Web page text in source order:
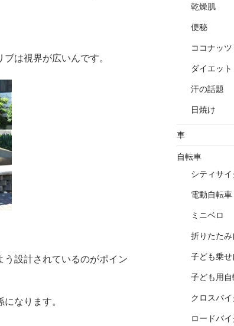
は視界が広いんです。
設計されているのがポイン
なります。
乾燥肌
便秘
ココナッツ
ダイエット
汗の話題
日焼け
車
自転車
シティサイ
電動自転車
ミニベロ
折りたたみ
子ども乗せ
子ども用自
クロスバイ
ロードバイ